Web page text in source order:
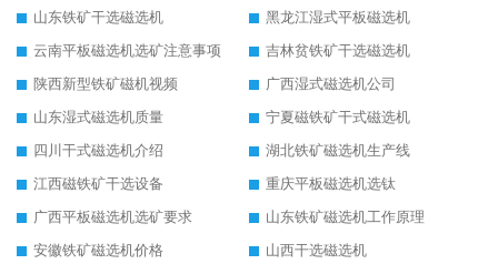
山东铁矿干选磁选机
黑龙江湿式平板磁选机
云南平板磁选机选矿注意事项
吉林贫铁矿干选磁选机
陕西新型铁矿磁机视频
广西湿式磁选机公司
山东湿式磁选机质量
宁夏磁铁矿干式磁选机
四川干式磁选机介绍
湖北铁矿磁选机生产线
江西磁铁矿干选设备
重庆平板磁选机选钛
广西平板磁选机选矿要求
山东铁矿磁选机工作原理
安徽铁矿磁选机价格
山西干选磁选机